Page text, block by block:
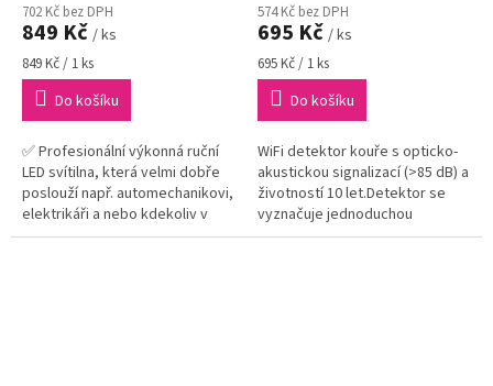
702 Kč bez DPH
849 Kč / ks
Měrná
cena:
849 Kč / 1 ks
Do košíku
✅ Profesionální výkonná ruční
LED svítilna, která velmi dobře
poslouží např. automechanikovi,
elektrikáři a nebo kdekoliv v
průmyslu✅ Tuto svítilnu
574 Kč bez DPH
695 Kč / ks
Měrná
cena:
695 Kč / 1 ks
Do košíku
WiFi detektor kouře s opticko-
akustickou signalizací (>85 dB) a
životností 10 let.Detektor se
vyznačuje jednoduchou
obsluhou. Kompatibilní s mobilní